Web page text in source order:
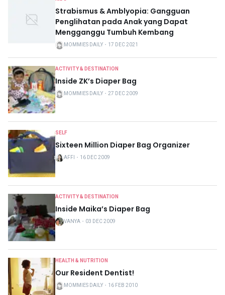
Strabismus & Amblyopia: Gangguan
Penglihatan pada Anak yang Dapat
Mengganggu Tumbuh Kembang
MOMMIES DAILY ・ 17 DEC 2021
ACTIVITY & DESTINATION
Inside ZK’s Diaper Bag
MOMMIES DAILY ・ 27 DEC 2009
SELF
Sixteen Million Diaper Bag Organizer
AFFI ・ 16 DEC 2009
ACTIVITY & DESTINATION
Inside Maika’s Diaper Bag
VANYA ・ 03 DEC 2009
HEALTH & NUTRITION
Our Resident Dentist!
MOMMIES DAILY ・ 16 FEB 2010